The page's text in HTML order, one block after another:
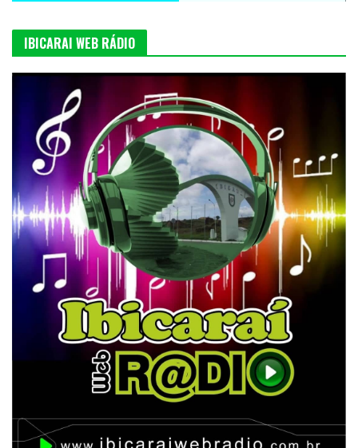
IBICARAI WEB RÁDIO